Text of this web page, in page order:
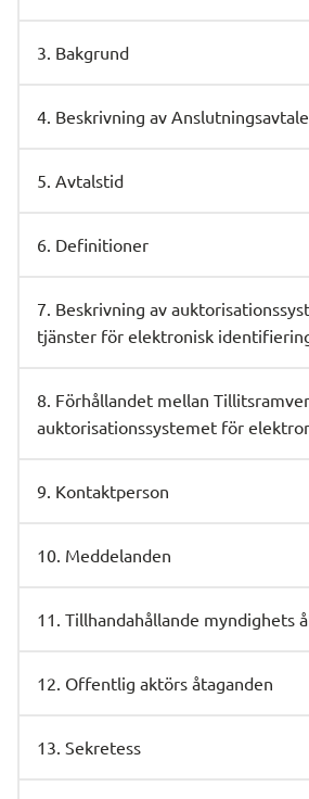
3. Bakgrund
4. Beskrivning av
5. Avtalstid
6. Definitioner
7. Beskrivning av
tjänster för elektronisk
8. Förhållandet mellan
auktorisationssystemet för
9. Kontaktperson
10. Meddelanden
11. Tillhandahållande myndighets
12. Offentlig aktörs åtaganden
13. Sekretess